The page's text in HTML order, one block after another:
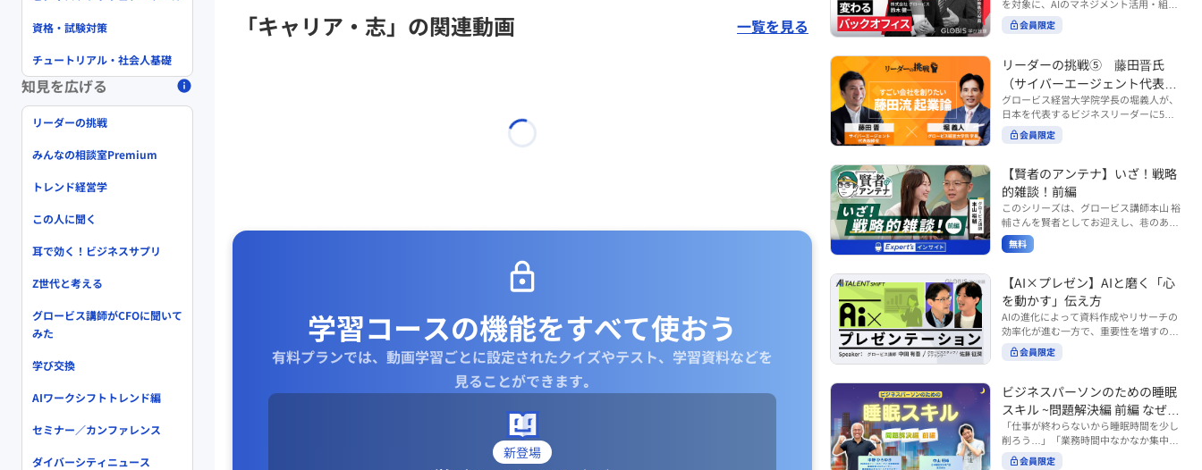
「キャリア・志」の関連動画 一覧を見る
学習コースの機能をすべて使おう
有料プランでは、動画学習ごとに設定されたクイズやテスト、学習資料などを
見ることができます｡
新登場
ます。 ※本動画は、制作時点の情報に基
づき作成したものです（2026年03月制
基づき作成したものです（2025年11月
制作）
しく、正解のない現代においては、指示
や助言にとどまらず、メンバーの思考を
引き出し、自律的な行動を促す「コーチ
す。 本コースでは、基礎的なコーチング
の考え方を押さえたうえで、実際の職場
で起こりがちな事例をもとに、相手の思
考と行動を引き出す関わり方を学びま
す。 また、代表的なコーチングのフレー
ムワークである「GROWモデル」を取り
の主体性を引き出していくのかを、わか
りやすく解説します。 メンバーとの対話
を、成長を促す機会へと変えていく。そ
の第一歩としておすすめのコースです。
コース内で紹介している「傾聴力」を深
めたい方は、こちらも合わせてご覧くだ
さい。 ・傾聴力 ~リーダーのための聴く
is.co.jp/ja/courses/fe285262/learn/step
s/59808 ・傾聴力 ~リーダーのための聴
く技術~（実践編） https://unlimited.gl
obis.co.jp/ja/courses/01d24a39/learn/s
teps/59813 ※本動画は、制作時点の情
報に基づき作成したものです（2026年6
月制作）
を対象に、AIのマネジメント活用・組織
活用を体系的に学ぶ 『AI BUSINESS SHI
FTシリーズ（全12回）』の第10回で
バックオフィス」では、人事・総務・労
務・経理・情報システムなどのバックオ
フィス領域において、定型業務の自動化
や効率化といった現場レベルのAI活用だ
けでなく、いかにして経営や戦略に貢献
する存在へと進化していくのかについて
考えを深め、学んでいきます。 ■こんな
理・情シスなど、バックオフィス部門を
率いるリーダー・マネージャーの方 ・バ
ックオフィス業務へのAI活用やDX推進を
担っている方 ・AI時代におけるバックオ
フィスの役割や戦略のあり方を考えたい
方 ■AIシフトシリーズとは？ 『AI BUSI
で設計された全12回のシリーズです。
（順次公開） https://unlimited.globis.c
o.jp/ja/tags/AI%E3%83%93%E3%82%B
8%E3%83%8D%E3%82%B9%E3%82%
B7%E3%83%95%E3%83%88 ・基礎編
（第1回〜3回）：リーダーやマネージャ
ーに求められる、AI時代の基礎的なリテ
ジメント編（第4回〜7回）：AI時代のリ
ーダーシップや組織変革を中心に学ぶコ
ース ・機能別戦略編（第8回〜12回）：
AI時代における機能別での戦略のあり方
を中心に学ぶコース より実践的なAIツー
ルの活用法について学びたい方は『AI W
会員限定
リーダーの挑戦⑤ 藤田晋氏
（サイバーエージェント代表取
締役）
グロービス経営大学院学長の堀義人が、
日本を代表するビジネスリーダーに5つ
の質問（能力開発／挑戦／試練／仲間／
志）を投げかけ、その人生哲学を解き明
ーエージェント代表取締役の藤田晋氏。
起業の理由、経営をどうやって学んだ
か、アメーバブログ・ABEMAの立ち上
げ、経営チームづくりについてなど聞い
ていきます。（肩書きは2020年12月11
日撮影当時のもの） 藤田 晋 サイバー
ス・キャピタル・パートナーズ 代表パ
ートナー
会員限定
【賢者のアンテナ】いざ！戦略
的雑談！前編
このシリーズは、グロービス講師本山 裕
輔さんを賢者としてお迎えし、巷のあり
とあらゆるものを独自の視点で紐解き、
皆様の学びの意欲を刺激するコンテンツ
期配信されます。 取り上げて欲しいご質
問やテーマ、感想を随時受け付けていま
す。 グーグルフォーム（https://forms.g
le/qqoBYuRUmUYz4scC6） または グ
ロ放題編集部員のX（https://x.com/mai
rakobayashi） まで、ぜひご要望をお
6月制作）
無料
【AI×プレゼン】AIと磨く「心
を動かす」伝え方
AIの進化によって資料作成やリサーチの
効率化が進む一方で、重要性を増すのが
「伝える力」です。本コースでは、AI時
代のプレゼンに求められるデリバリース
を客観的に評価し、改善できるAI活用法
も紹介。大事な場面で「心を動かす」プ
レゼンをしたい方におすすめです。関連
コース「プレゼンテーションスキル」も
併せてご覧ください。 ▼プレゼン動画分
析プロンプト（辛口） https://hodai.glo
会員限定
ビジネスパーソンのための睡眠
スキル ~問題解決編 前編 なぜ眠
れないのか？~
「仕事が終わらないから睡眠時間を少し
削ろう…」「業務時間中なかなか集中で
きない…」「毎日朝起きるのがつら
会員限定
資格・試験対策
チュートリアル・社会人基礎
知見を広げる
リーダーの挑戦
みんなの相談室Premium
トレンド経営学
この人に聞く
耳で効く！ビジネスサプリ
Z世代と考える
グロービス講師がCFOに聞いて
みた
学び交換
AIワークシフトトレンド編
セミナー／カンファレンス
ダイバーシティニュース